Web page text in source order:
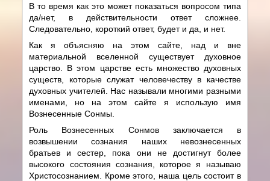
В то время как это может показаться вопросом типа
да/нет, в действительности ответ сложнее.
Следовательно, короткий ответ, будет и да, и нет.
Как я объясняю на этом сайте, над и вне
материальной вселенной существует духовное
царство. В этом царстве есть множество духовных
существ, которые служат человечеству в качестве
духовных учителей. Нас называли многими разными
именами, но на этом сайте я использую имя
Вознесенные Сонмы.
Роль Вознесенных Сонмов заключается в
возвышении сознания наших невознесенных
братьев и сестер, пока они не достигнут более
высокого состояния сознания, которое я называю
Христосознанием. Кроме этого, наша цель состоит в